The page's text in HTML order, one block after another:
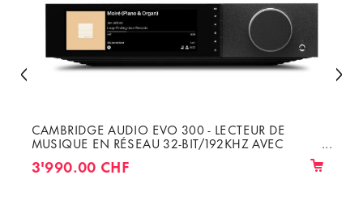
CAMBRIDGE AUDIO EVO 300 - LECTEUR DE
MUSIQUE EN RÉSEAU 32-BIT/192KHZ AVEC
3'990.00 CHF